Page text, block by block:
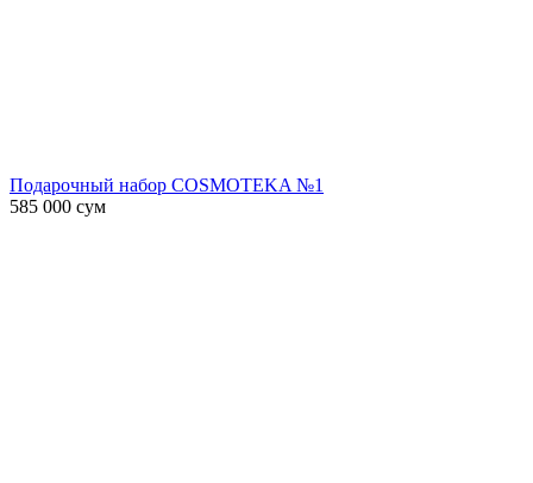
Подарочный набор COSMOTEKA №1
585 000 сум